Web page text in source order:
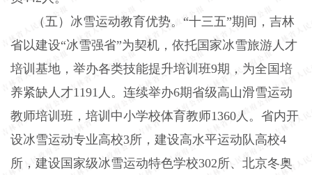
（五）冰雪运动教育优势。“十三五”期间，吉林
省以建设“冰雪强省”为契机，依托国家冰雪旅游人才
培训基地，举办各类技能提升培训班9期，为全国培
养紧缺人才1191 人。连续举办6期省级高山滑雪运动
教师培训班，培训中小学校体育教师1360 人。省内开
设冰雪运动专业高校3所，建设高水平运动队高校4
所，建设国家级冰雪运动特色学校302所、北京冬奥